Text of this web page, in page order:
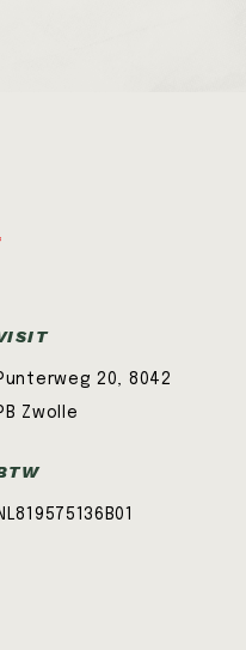
20, 8042
Zwolle